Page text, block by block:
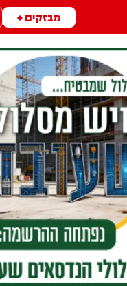
מבזקים +